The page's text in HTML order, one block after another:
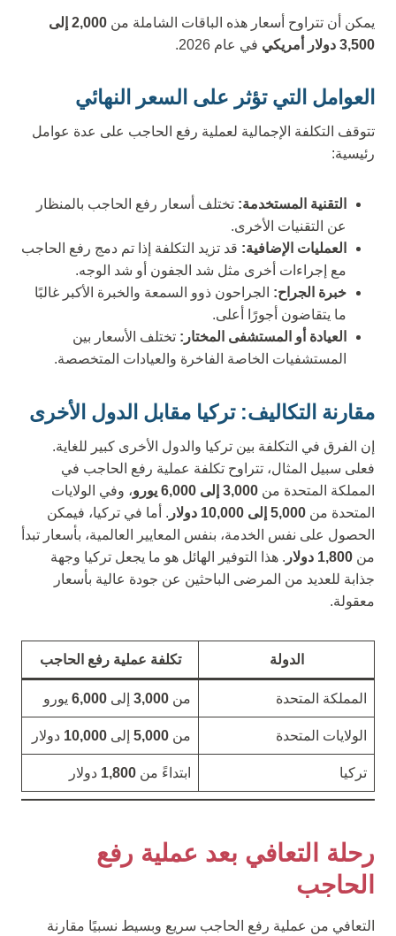
يمكن أن تتراوح أسعار هذه الباقات الشاملة من
2,000 إلى
3,500 دولار أمريكي
في عام 2026.
العوامل التي تؤثر على السعر النهائي
تتوقف التكلفة الإجمالية لعملية رفع الحاجب على عدة عوامل
رئيسية:
التقنية المستخدمة: تختلف أسعار رفع الحاجب بالمنظار
عن التقنيات الأخرى.
العمليات الإضافية: قد تزيد التكلفة إذا تم دمج رفع الحاجب
مع إجراءات أخرى مثل شد الجفون أو شد الوجه.
خبرة الجراح: الجراحون ذوو السمعة والخبرة الأكبر غالبًا
ما يتقاضون أجورًا أعلى.
العيادة أو المستشفى المختار: تختلف الأسعار بين
المستشفيات الخاصة الفاخرة والعيادات المتخصصة.
مقارنة التكاليف: تركيا مقابل الدول الأخرى
إن الفرق في التكلفة بين تركيا والدول الأخرى كبير للغاية.
فعلى سبيل المثال، تتراوح تكلفة عملية رفع الحاجب في
المملكة المتحدة من 3,000 إلى 6,000 يورو
، وفي الولايات
المتحدة من 5,000 إلى 10,000 دولار
. أما في تركيا، فيمكن
الحصول على نفس الخدمة، بنفس المعايير العالمية، بأسعار تبدأ
من 1,800 دولار
. هذا التوفير الهائل هو ما يجعل تركيا وجهة
جذابة للعديد من المرضى الباحثين عن جودة عالية بأسعار
معقولة.
الدولة تكلفة عملية رفع الحاجب
المملكة المتحدة من 3,000 إلى 6,000 يورو
الولايات المتحدة من 5,000 إلى 10,000 دولار
تركيا ابتداءً من 1,800 دولار
رحلة التعافي بعد عملية رفع
الحاجب
التعافي من عملية رفع الحاجب سريع وبسيط نسبيًا مقارنة